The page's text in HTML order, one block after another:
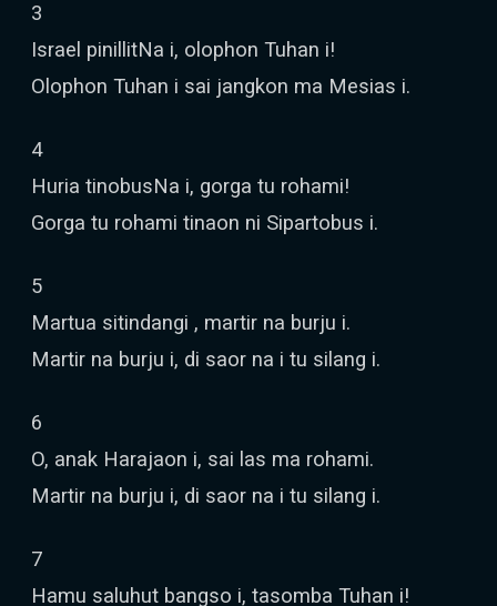
3
Israel pinillitNa i, olophon Tuhan i!
Olophon Tuhan i sai jangkon ma Mesias i.
4
Huria tinobusNa i, gorga tu rohami!
Gorga tu rohami tinaon ni Sipartobus i.
5
Martua sitindangi , martir na burju i.
Martir na burju i, di saor na i tu silang i.
6
O, anak Harajaon i, sai las ma rohami.
Martir na burju i, di saor na i tu silang i.
7
Hamu saluhut bangso i, tasomba Tuhan i!